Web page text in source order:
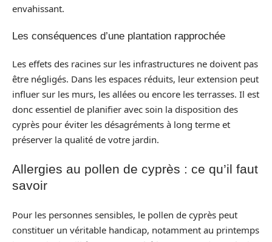
envahissant.
Les conséquences d’une plantation rapprochée
Les effets des racines sur les infrastructures ne doivent pas
être négligés. Dans les espaces réduits, leur extension peut
influer sur les murs, les allées ou encore les terrasses. Il est
donc essentiel de planifier avec soin la disposition des
cyprès pour éviter les désagréments à long terme et
préserver la qualité de votre jardin.
Allergies au pollen de cyprès : ce qu’il faut
savoir
Pour les personnes sensibles, le pollen de cyprès peut
constituer un véritable handicap, notamment au printemps